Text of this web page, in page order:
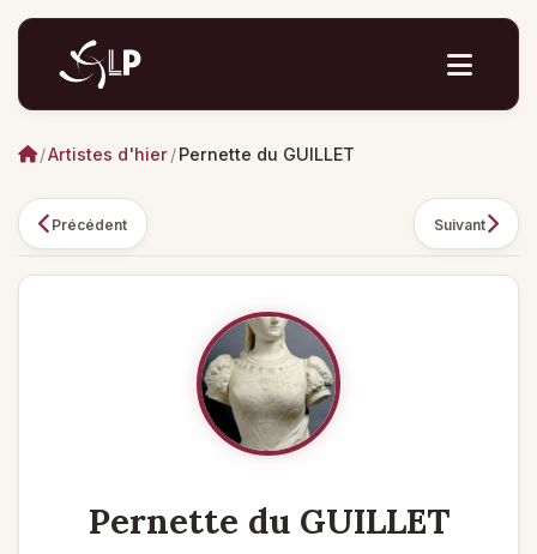
/Artistes d'hier/Pernette du GUILLET
Précédent Suivant
Pernette du GUILLET